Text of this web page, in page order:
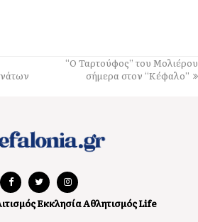
Αργοστολίου τραγουδά στο
στη Λαγκάδα καίει εδώ και 13
τώρα»
απάτη, με δήθεν email από τον e-
“Ο Ταρτούφος” του Μολιέρου
σήμερα στον “Κέφαλο”
ΕκκλησίαΑθλητισμόςLife